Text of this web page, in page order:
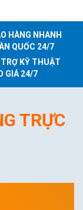
HÀNG NHANH
QUỐC 24/7
TRỢ KỸ THUẬT
GIÁ 24/7
TRỰC